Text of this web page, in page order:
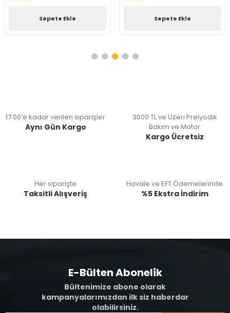
Sepete Ekle Sepete Ekle
17:00’e kadar verilen siparişler
Aynı Gün Kargo
3000 TL ve Üzeri Preiyodik
Bakım ve Motor
Kargo Ücretsiz
Her siparişte
Taksitli Alışveriş
Havale ve EFT Ödemelerinde
%5 Ekstra İndirim
E-Bülten Abonelik
Bültenimize abone olarak
kampanyalarımızdan ilk siz haberdar
olabilirsiniz.